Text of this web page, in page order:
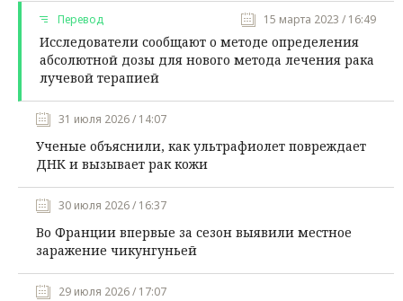
Перевод 15 марта 2023 / 16:49
Исследователи сообщают о методе определения
абсолютной дозы для нового метода лечения рака
лучевой терапией
31 июля 2026 / 14:07
Ученые объяснили, как ультрафиолет повреждает
ДНК и вызывает рак кожи
30 июля 2026 / 16:37
Во Франции впервые за сезон выявили местное
заражение чикунгуньей
29 июля 2026 / 17:07